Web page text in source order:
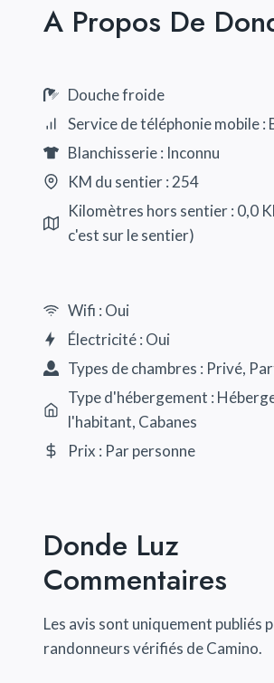
A Propos De
Douche froide
Service de téléphonie mobile :
Blanchisserie : Inconnu
KM du sentier : 254
Kilomètres hors sentier : 0,0
c'est sur le sentier)
Wifi : Oui
Électricité : Oui
Types de chambres : Privé,
Type d'hébergement :
l'habitant, Cabanes
Prix : Par personne
Donde Luz
Commentaires
Les avis sont uniquement publiés
randonneurs vérifiés de Camino.